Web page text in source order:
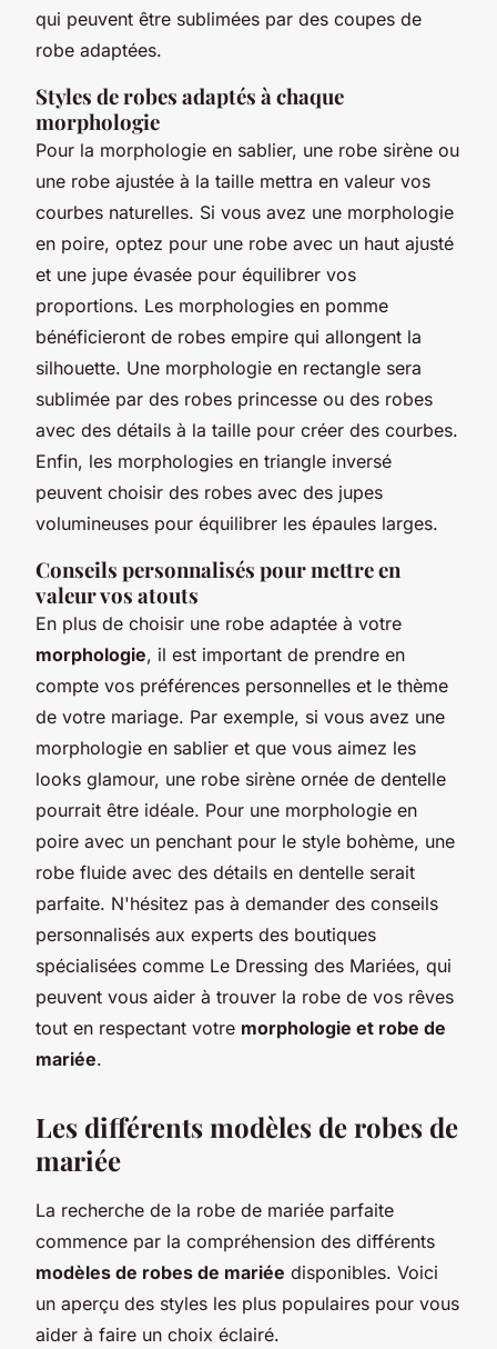
qui peuvent être sublimées par des coupes de
robe adaptées.
Styles de robes adaptés à chaque
morphologie
Pour la morphologie en sablier, une robe sirène ou
une robe ajustée à la taille mettra en valeur vos
courbes naturelles. Si vous avez une morphologie
en poire, optez pour une robe avec un haut ajusté
et une jupe évasée pour équilibrer vos
proportions. Les morphologies en pomme
bénéficieront de robes empire qui allongent la
silhouette. Une morphologie en rectangle sera
sublimée par des robes princesse ou des robes
avec des détails à la taille pour créer des courbes.
Enfin, les morphologies en triangle inversé
peuvent choisir des robes avec des jupes
volumineuses pour équilibrer les épaules larges.
Conseils personnalisés pour mettre en
valeur vos atouts
En plus de choisir une robe adaptée à votre
morphologie, il est important de prendre en
compte vos préférences personnelles et le thème
de votre mariage. Par exemple, si vous avez une
morphologie en sablier et que vous aimez les
looks glamour, une robe sirène ornée de dentelle
pourrait être idéale. Pour une morphologie en
poire avec un penchant pour le style bohème, une
robe fluide avec des détails en dentelle serait
parfaite. N'hésitez pas à demander des conseils
personnalisés aux experts des boutiques
spécialisées comme Le Dressing des Mariées, qui
peuvent vous aider à trouver la robe de vos rêves
tout en respectant votre morphologie et robe de
mariée.
Les différents modèles de robes de
mariée
La recherche de la robe de mariée parfaite
commence par la compréhension des différents
modèles de robes de mariée disponibles. Voici
un aperçu des styles les plus populaires pour vous
aider à faire un choix éclairé.